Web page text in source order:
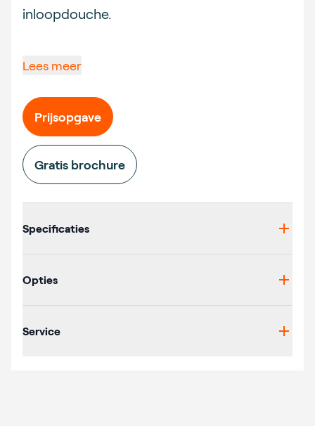
inloopdouche.
Lees meer
Prijsopgave
Gratis brochure
Specificaties
Opties
Service